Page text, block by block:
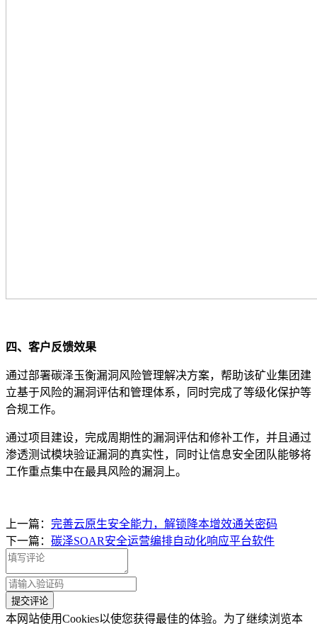
四、客户反馈效果
通过部署碳泽玉衡漏洞风险管理解决方案，帮助该矿业集团建
立基于风险的漏洞评估和管理体系，同时完成了等级化保护等
合规工作。
通过项目建设，完成周期性的漏洞评估和修补工作，并且通过
渗透测试模块验证漏洞的真实性，同时让信息安全团队能够将
工作重点集中在最具风险的漏洞上。
上一篇： 完善云原生安全能力，解锁降本增效通关密码
下一篇： 碳泽SOAR安全运营编排自动化响应平台软件
本网站使用Cookies以使您获得最佳的体验。为了继续浏览本